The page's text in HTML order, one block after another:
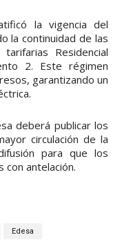
la vigencia del
la continuidad de las
Residencial
2. Este régimen
garantizando un
deberá publicar los
circulación de la
para que los
con antelación.
Edesa